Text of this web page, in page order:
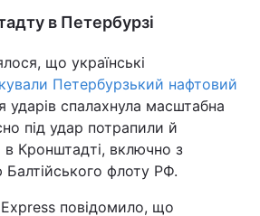
в Петербурзі
що українські
Петербурзький нафтовий
ударів спалахнула масштабна
під удар потрапили й
в Кронштадті, включно з
флоту РФ.
повідомило, що